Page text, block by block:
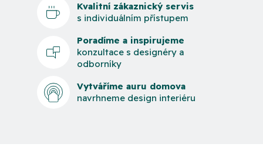
Kvalitní zákaznický servis
s individuálním přístupem
Poradíme a inspirujeme
konzultace s designéry a
odborníky
Vytváříme auru domova
navrhneme design interiéru